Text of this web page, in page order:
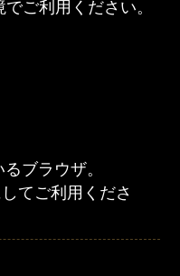
ご利用ください。
ブラウザ。
てご利用くださ